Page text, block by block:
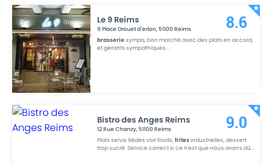
Le 9 Reims
9 Place Drouet d'erlon,51100Reims
brasseriesympa, bon marché avec des plats en accord,
et gérants sympathiques....
8.6
Bistro des Anges Reims
12 Rue Chanzy,51100Reims
Plats servis tièdes voir froids,fritesindustrielles, dessert
trop sucré. Service correct si ce n'est que nous avons dû...
9.0